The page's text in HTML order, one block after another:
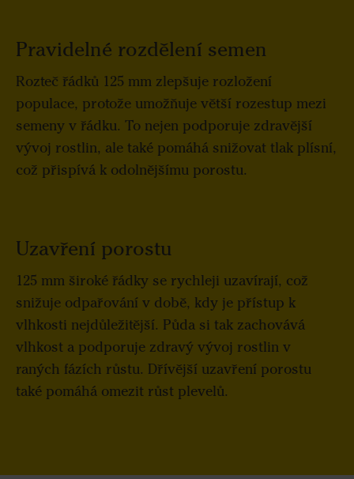
Pravidelné rozdělení semen
Rozteč řádků 125 mm zlepšuje rozložení
populace, protože umožňuje větší rozestup mezi
semeny v řádku. To nejen podporuje zdravější
vývoj rostlin, ale také pomáhá snižovat tlak plísní,
což přispívá k odolnějšímu porostu.
Uzavření porostu
125 mm široké řádky se rychleji uzavírají, což
snižuje odpařování v době, kdy je přístup k
vlhkosti nejdůležitější. Půda si tak zachovává
vlhkost a podporuje zdravý vývoj rostlin v
raných fázích růstu. Dřívější uzavření porostu
také pomáhá omezit růst plevelů.